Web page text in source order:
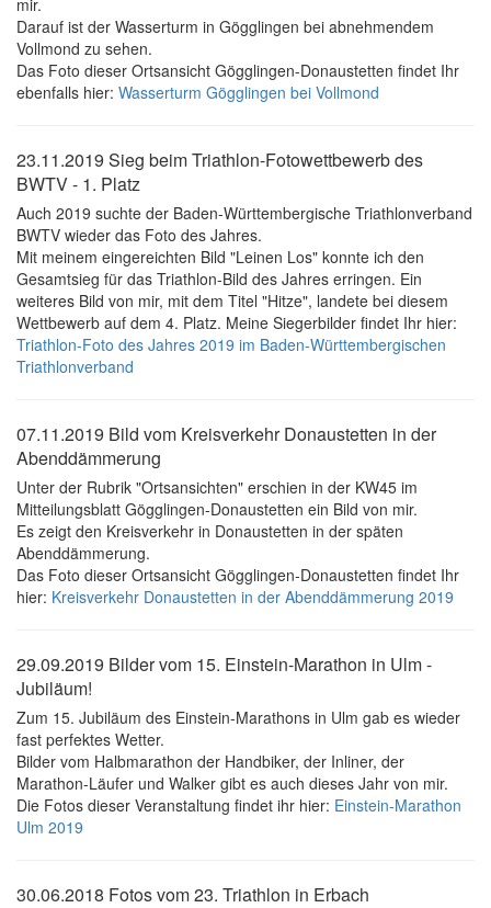
mir.
Darauf ist der Wasserturm in Gögglingen bei abnehmendem
Vollmond zu sehen.
Das Foto dieser Ortsansicht Gögglingen-Donaustetten findet Ihr
ebenfalls hier: Wasserturm Gögglingen bei Vollmond
23.11.2019 Sieg beim Triathlon-Fotowettbewerb des
BWTV - 1. Platz
Auch 2019 suchte der Baden-Württembergische Triathlonverband
BWTV wieder das Foto des Jahres.
Mit meinem eingereichten Bild "Leinen Los" konnte ich den
Gesamtsieg für das Triathlon-Bild des Jahres erringen. Ein
weiteres Bild von mir, mit dem Titel "Hitze", landete bei diesem
Wettbewerb auf dem 4. Platz. Meine Siegerbilder findet Ihr hier:
Triathlon-Foto des Jahres 2019 im Baden-Württembergischen
Triathlonverband
07.11.2019 Bild vom Kreisverkehr Donaustetten in der
Abenddämmerung
Unter der Rubrik "Ortsansichten" erschien in der KW45 im
Mitteilungsblatt Gögglingen-Donaustetten ein Bild von mir.
Es zeigt den Kreisverkehr in Donaustetten in der späten
Abenddämmerung.
Das Foto dieser Ortsansicht Gögglingen-Donaustetten findet Ihr
hier: Kreisverkehr Donaustetten in der Abenddämmerung 2019
29.09.2019 Bilder vom 15. Einstein-Marathon in Ulm -
Jubiläum!
Zum 15. Jubiläum des Einstein-Marathons in Ulm gab es wieder
fast perfektes Wetter.
Bilder vom Halbmarathon der Handbiker, der Inliner, der
Marathon-Läufer und Walker gibt es auch dieses Jahr von mir.
Die Fotos dieser Veranstaltung findet ihr hier: Einstein-Marathon
Ulm 2019
30.06.2018 Fotos vom 23. Triathlon in Erbach